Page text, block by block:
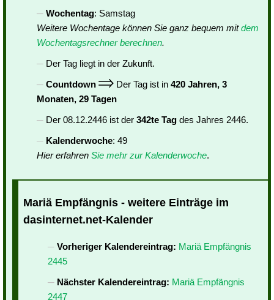
Wochentag: Samstag
Weitere Wochentage können Sie ganz bequem mitdem
Wochentagsrechner berechnen.
Der Tag liegt in der Zukunft.
Countdown
Der Tag ist in 420 Jahren, 3
Monaten, 29 Tagen
Der 08.12.2446 ist der 342te Tag des Jahres 2446.
Kalenderwoche: 49
Hier erfahren Sie mehr zur Kalenderwoche.
Mariä Empfängnis - weitere Einträge im
dasinternet.net-Kalender
Vorheriger Kalendereintrag: Mariä Empfängnis
2445
Nächster Kalendereintrag: Mariä Empfängnis
2447